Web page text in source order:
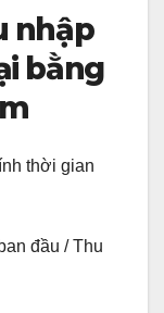
nhập
bằng
thời gian
đầu / Thu